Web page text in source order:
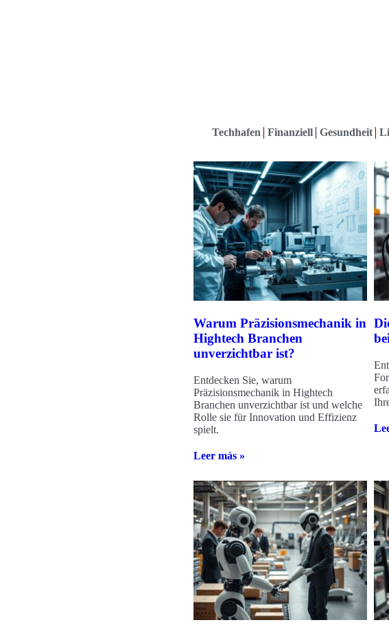
Techhafen Finanziell Gesundheit
Warum Präzisionsmechanik in
Hightech Branchen
unverzichtbar ist?
Entdecken Sie, warum
Präzisionsmechanik in Hightech
Branchen unverzichtbar ist und welche
Rolle sie für Innovation und Effizienz
spielt.
Leer más »